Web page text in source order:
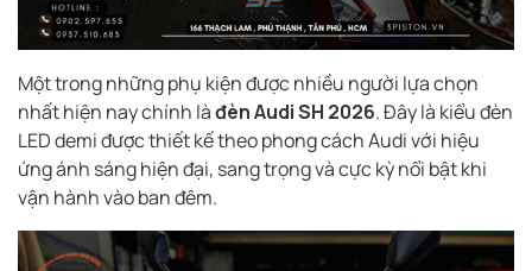
Một trong những phụ kiện được nhiều người lựa chọn
nhất hiện nay chính làđèn Audi SH 2026. Đây là kiểu đèn
LED demi được thiết kế theo phong cách Audi với hiệu
ứng ánh sáng hiện đại, sang trọng và cực kỳ nổi bật khi
vận hành vào ban đêm.